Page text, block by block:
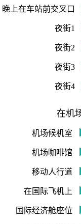
晚上在车站前交叉口
夜街1
夜街2
夜街3
夜街4
在机
机场候机室
机场咖啡馆
移动人行道
在国际飞机上
国际经济舱座位